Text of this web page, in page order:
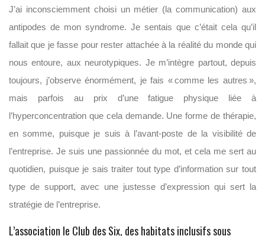
J’ai inconsciemment choisi un métier (la communication) aux
antipodes de mon syndrome. Je sentais que c’était cela qu’il
fallait que je fasse pour rester attachée à la réalité du monde qui
nous entoure, aux neurotypiques. Je m’intègre partout, depuis
toujours, j’observe énormément, je fais « comme les autres »,
mais parfois au prix d’une fatigue physique liée à
l’hyperconcentration que cela demande. Une forme de thérapie,
en somme, puisque je suis à l’avant-poste de la visibilité de
l’entreprise. Je suis une passionnée du mot, et cela me sert au
quotidien, puisque je sais traiter tout type d’information sur tout
type de support, avec une justesse d’expression qui sert la
stratégie de l’entreprise.
L’association le Club des Six, des habitats inclusifs sous